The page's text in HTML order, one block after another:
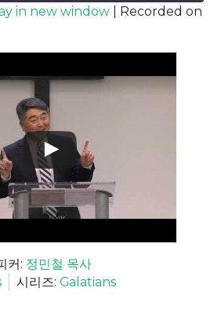
SUBSCRIBE SHARE
in new window
Recorded on
커: 정민철 목사
시리즈: Galatians